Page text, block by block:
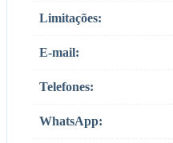
Limitações:
E-mail:
Telefones:
WhatsApp: